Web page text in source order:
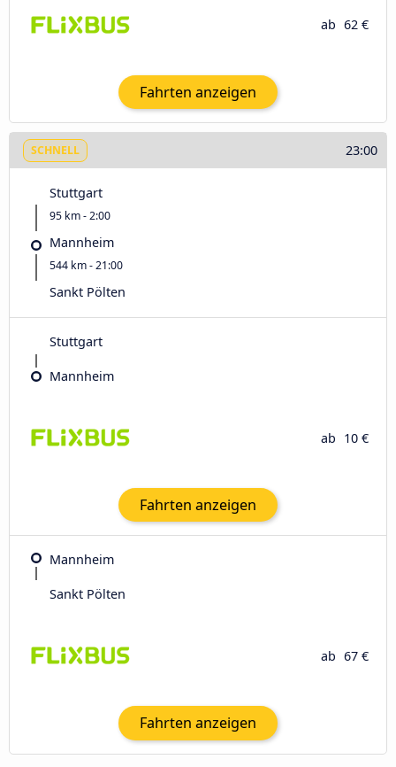
ab 62 €
Fahrten anzeigen
SCHNELL 23:00
Stuttgart
95 km - 2:00
Mannheim
544 km - 21:00
Sankt Pölten
Stuttgart
Mannheim
ab 10 €
Fahrten anzeigen
Mannheim
Sankt Pölten
ab 67 €
Fahrten anzeigen